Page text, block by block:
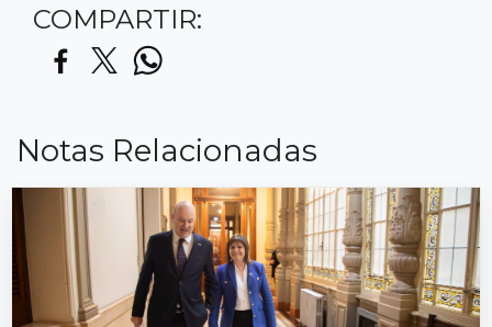
COMPARTIR:
Notas Relacionadas